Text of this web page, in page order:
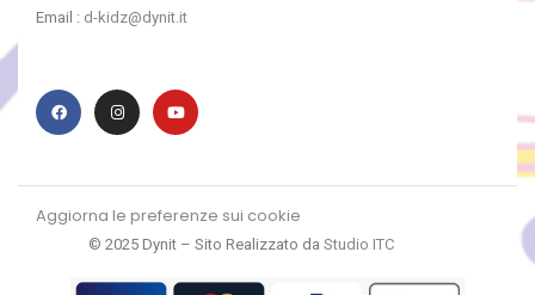
Email : d-kidz@dynit.it
Aggiorna le preferenze sui cookie
© 2025 Dynit – Sito Realizzato da Studio ITC